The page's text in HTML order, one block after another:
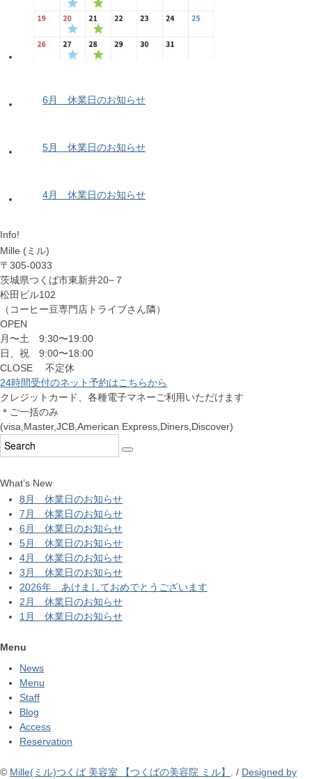
6月 休業日のお知らせ
5月 休業日のお知らせ
4月 休業日のお知らせ
Info!
Mille (ミル)
〒305-0033
茨城県つくば市東新井20−７
松田ビル102
（コーヒー豆専門店トライブさん隣）
OPEN
月〜土 9:30〜19:00
日、祝 9:00〜18:00
CLOSE 不定休
24時間受付のネット予約はこちらから
クレジットカード、各種電子マネーご利用いただけます
＊ご一括のみ
(visa,Master,JCB,American Express,Diners,Discover)
What’s New
8月 休業日のお知らせ
7月 休業日のお知らせ
6月 休業日のお知らせ
5月 休業日のお知らせ
4月 休業日のお知らせ
3月 休業日のお知らせ
2026年 あけましておめでとうございます
2月 休業日のお知らせ
1月 休業日のお知らせ
Menu
News
Menu
Staff
Blog
Access
Reservation
© Mille(ミル)つくば 美容室 【つくばの美容院 ミル】 . / Designed by